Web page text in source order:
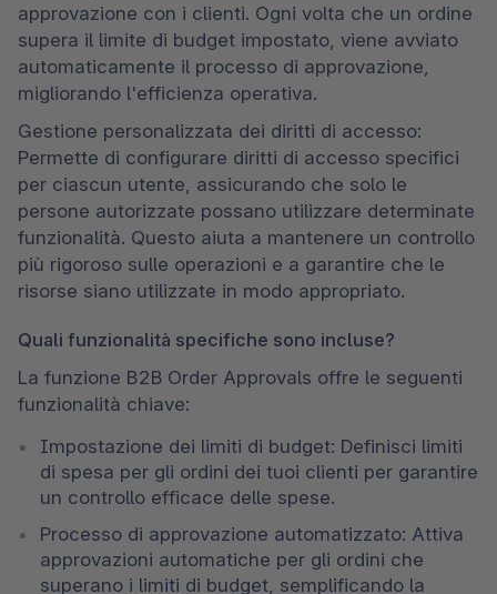
approvazione con i clienti. Ogni volta che un ordine
supera il limite di budget impostato, viene avviato
automaticamente il processo di approvazione,
migliorando l'efficienza operativa.
Gestione personalizzata dei diritti di accesso:
Permette di configurare diritti di accesso specifici
per ciascun utente, assicurando che solo le
persone autorizzate possano utilizzare determinate
funzionalità. Questo aiuta a mantenere un controllo
più rigoroso sulle operazioni e a garantire che le
risorse siano utilizzate in modo appropriato.
Quali funzionalità specifiche sono incluse?
La funzione B2B Order Approvals offre le seguenti
funzionalità chiave:
Impostazione dei limiti di budget: Definisci limiti
di spesa per gli ordini dei tuoi clienti per garantire
un controllo efficace delle spese.
Processo di approvazione automatizzato: Attiva
approvazioni automatiche per gli ordini che
superano i limiti di budget, semplificando la